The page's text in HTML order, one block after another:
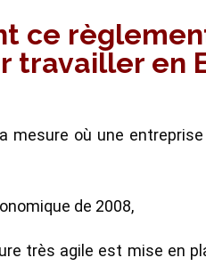
ce
travailler en
mesure où une
de 2008,
très agile est mise en